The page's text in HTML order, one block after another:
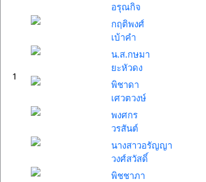
1
อรุณกิจ
กฤติพงศ์
เบ้าคำ
น.ส.กษมา
ยะหัวดง
พิชาดา
เศวตวงษ์
พงศกร
วรสันต์
นางสาวอรัญญา
วงศ์สวัสดิ์
พิชชาภา